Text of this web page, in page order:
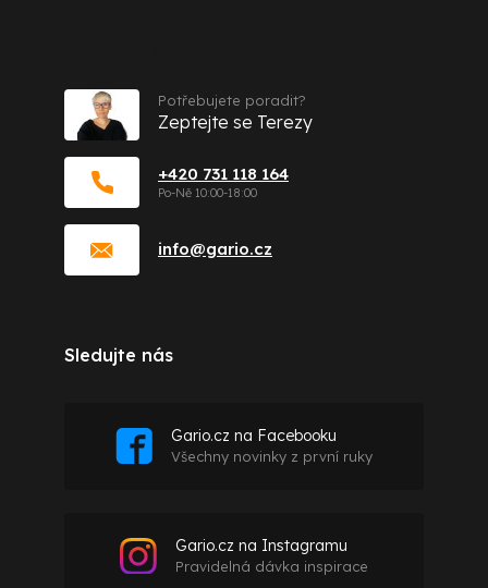
info@gario.cz
+420 731 118 164
Potřebujete poradit?
Zeptejte se Terezy
Sledujte nás
Gario.cz na Facebooku
Všechny novinky z první ruky
Gario.cz na Instagramu
Pravidelná dávka inspirace